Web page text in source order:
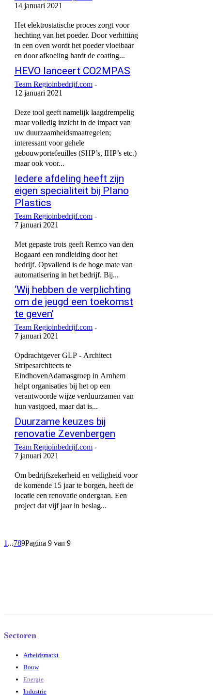
14 januari 2021
Het elektrostatische proces zorgt voor
hechting van het poeder. Door verhitting
in een oven wordt het poeder vloeibaar
en door afkoeling hardt de coating...
HEVO lanceert CO2MPAS
Team Regioinbedrijf.com -
12 januari 2021
Deze tool geeft namelijk laagdrempelig
maar volledig inzicht in de impact van
uw duurzaamheidsmaatregelen;
interessant voor gehele
gebouwportefeuilles (SHP’s, IHP’s etc.)
maar ook voor...
Iedere afdeling heeft zijn
eigen specialiteit bij Plano
Plastics
Team Regioinbedrijf.com -
7 januari 2021
Met gepaste trots geeft Remco van den
Bogaard een rondleiding door het
bedrijf. Opvallend is de hoge mate van
automatisering in het bedrijf. Bij...
‘Wij hebben de verplichting
om de jeugd een toekomst
te geven’
Team Regioinbedrijf.com -
7 januari 2021
Opdrachtgever GLP - Architect
Stripesarchitects te
EindhovenAdamasgroep in Arnhem
helpt organisaties bij het op een
verantwoorde wijze verduurzamen van
hun vastgoed, maar dat is...
Duurzame keuzes bij
renovatie Zevenbergen
Team Regioinbedrijf.com -
7 januari 2021
Om bedrijfszekerheid en veiligheid voor
de komende 15 jaar te borgen, heeft de
locatie een renovatie ondergaan. Een
project dat vijf jaar in beslag...
1 ...789Pagina 9 van 9
Sectoren
Arbeidsmarkt
Bouw
Energie
Industrie